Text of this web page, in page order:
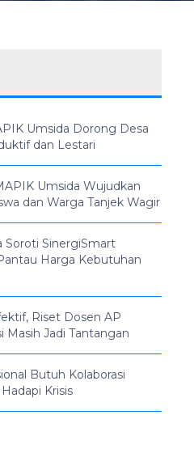
Umsida Dorong Desa
dan Lestari
Umsida Wujudkan
dan Warga Tanjek Wagir
Soroti SinergiSmart
Harga Kebutuhan
Riset Dosen AP
Masih Jadi Tantangan
Butuh Kolaborasi
Krisis